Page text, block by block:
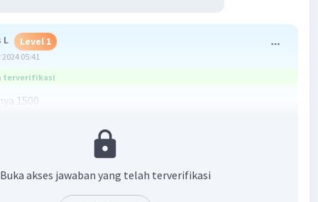
L Level 1
05:41
terverifikasi
1500
Balas
Buka akses jawaban yang telah terverifikasi